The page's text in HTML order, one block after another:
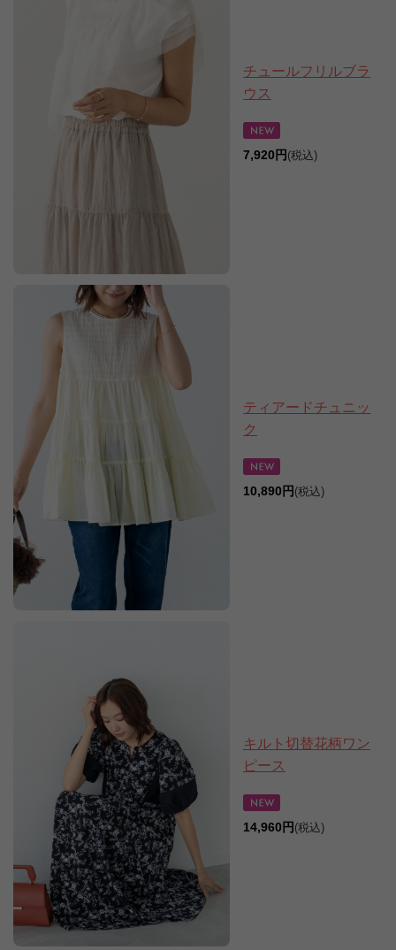
チュールフリルブラ
ウス
7,920円 (税込)
ティアードチュニッ
ク
10,890円 (税込)
キルト切替花柄ワン
ピース
14,960円 (税込)